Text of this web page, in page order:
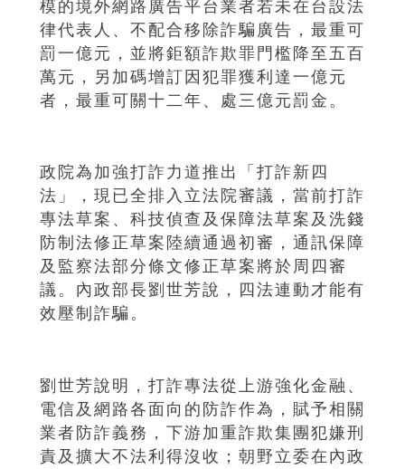
模的境外網路廣告平台業者若未在台設法
律代表人、不配合移除詐騙廣告，最重可
罰一億元，並將鉅額詐欺罪門檻降至五百
萬元，另加碼增訂因犯罪獲利達一億元
者，最重可關十二年、處三億元罰金。
政院為加強打詐力道推出「打詐新四
法」，現已全排入立法院審議，當前打詐
專法草案、科技偵查及保障法草案及洗錢
防制法修正草案陸續通過初審，通訊保障
及監察法部分條文修正草案將於周四審
議。內政部長劉世芳說，四法連動才能有
效壓制詐騙。
劉世芳說明，打詐專法從上游強化金融、
電信及網路各面向的防詐作為，賦予相關
業者防詐義務，下游加重詐欺集團犯嫌刑
責及擴大不法利得沒收；朝野立委在內政